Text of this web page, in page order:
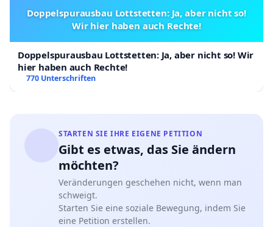
Doppelspurausbau Lottstetten: Ja, aber nicht so!
Wir hier haben auch Rechte!
Doppelspurausbau Lottstetten: Ja, aber nicht so! Wir
hier haben auch Rechte!
770 Unterschriften
STARTEN SIE IHRE EIGENE PETITION
Gibt es etwas, das Sie ändern
möchten?
Veränderungen geschehen nicht, wenn man
schweigt.
Starten Sie eine soziale Bewegung, indem Sie
eine Petition erstellen.